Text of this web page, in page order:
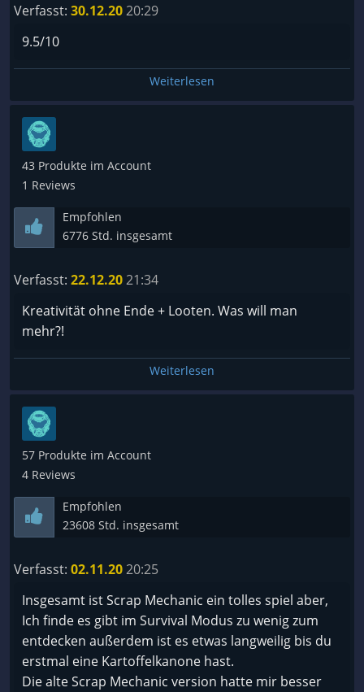
Verfasst: 30.12.2020:29
9.5/10
Weiterlesen
43 Produkte im Account
1 Reviews
Empfohlen
6776 Std. insgesamt
Verfasst: 22.12.2021:34
Kreativität ohne Ende + Looten. Was will man
mehr?!
Weiterlesen
57 Produkte im Account
4 Reviews
Empfohlen
23608 Std. insgesamt
Verfasst: 02.11.2020:25
Insgesamt ist Scrap Mechanic ein tolles spiel aber,
Ich finde es gibt im Survival Modus zu wenig zum
entdecken außerdem ist es etwas langweilig bis du
erstmal eine Kartoffelkanone hast.
Die alte Scrap Mechanic version hatte mir besser